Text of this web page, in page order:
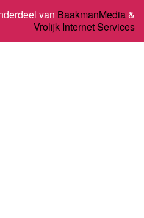
van BaakmanMedia&
Vrolijk Internet Services